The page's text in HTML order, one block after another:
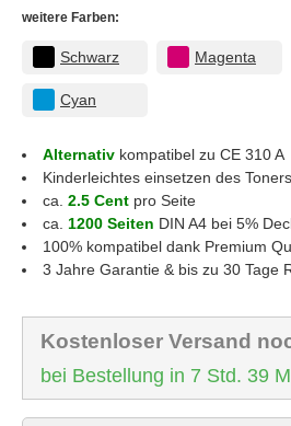
weitere Farben:
Schwarz Magenta
Cyan
Alternativ kompatibel zu CE 310 A
Kinderleichtes einsetzen des Toners
ca. 2.5 Cent pro Seite
ca. 1200 Seiten DIN A4 bei 5%
100% kompatibel dank Premium
3 Jahre Garantie & bis zu 30 Tage
Kostenloser Versand
bei Bestellung in 7 Std. 39